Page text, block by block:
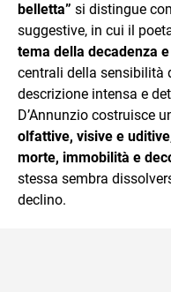
belletta” si distingue
suggestive, in cui il
tema della decadenza
centrali della sensibilità
descrizione intensa e
D’Annunzio costruisce
olfattive, visive e uditive
morte, immobilità e
stessa sembra
declino.